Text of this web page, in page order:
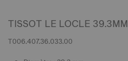
TISSOT LE LOCLE 39.3MM
T006.407.36.033.00